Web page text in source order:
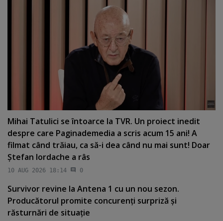
Mihai Tatulici se întoarce la TVR. Un proiect inedit
despre care Paginademedia a scris acum 15 ani! A
filmat când trăiau, ca să-i dea când nu mai sunt! Doar
Ştefan Iordache a râs
10 AUG 2026 18:14 0
Survivor revine la Antena 1 cu un nou sezon.
Producătorul promite concurenţi surpriză şi
răsturnări de situaţie